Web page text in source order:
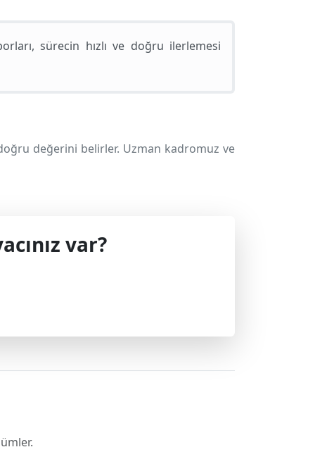
sürecin hızlı ve doğru ilerlemesi
değerini belirler. Uzman kadromuz ve
var?